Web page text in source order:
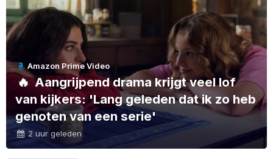
Amazon Prime Video
🔥Aangrijpend drama krijgt veel lof
van kijkers: 'Lang geleden dat ik zo heb
genoten van een serie'
2 uur geleden